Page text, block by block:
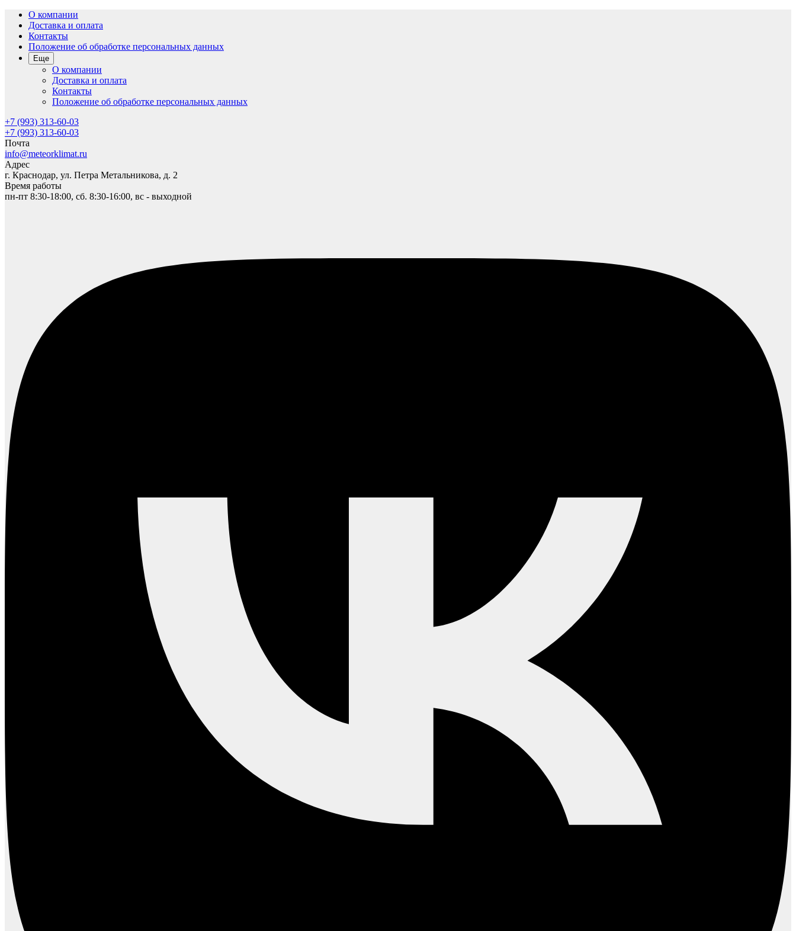
О компании
Доставка и оплата
Контакты
Положение об обработке персональных данных
Еще
О компании
Доставка и оплата
Контакты
Положение об обработке персональных данных
+7 (993) 313-60-03
+7 (993) 313-60-03
Почта
info@meteorklimat.ru
Адрес
г. Краснодар, ул. Петра Метальникова, д. 2
Время работы
пн-пт 8:30-18:00, сб. 8:30-16:00, вс - выходной